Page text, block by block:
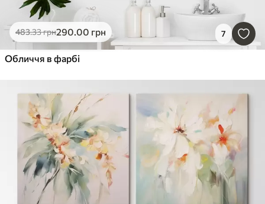
483.33грн290 .00 грн 7
Обличчя в фарбі